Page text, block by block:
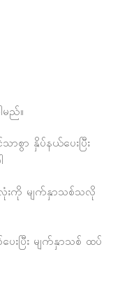
ည်။
ာစွာ နှိပ်နယ်ပေးပြီး
လုံးကို မျက်နှာသစ်သလို
ေးပြီး မျက်နှာသစ် ထပ်